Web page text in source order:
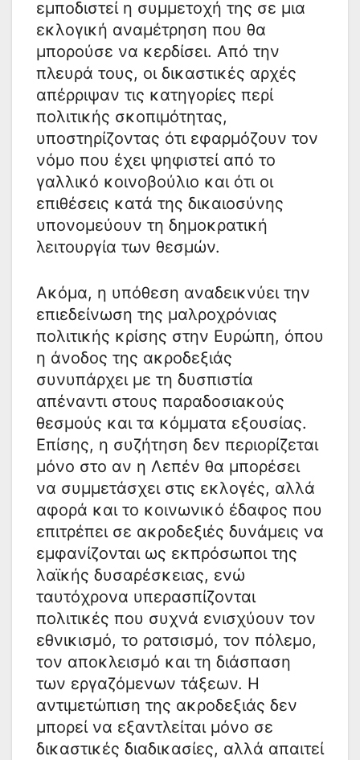
εμποδιστεί η συμμετοχή της σε μια
εκλογική αναμέτρηση που θα
μπορούσε να κερδίσει. Από την
πλευρά τους, οι δικαστικές αρχές
απέρριψαν τις κατηγορίες περί
πολιτικής σκοπιμότητας,
υποστηρίζοντας ότι εφαρμόζουν τον
νόμο που έχει ψηφιστεί από το
γαλλικό κοινοβούλιο και ότι οι
επιθέσεις κατά της δικαιοσύνης
υπονομεύουν τη δημοκρατική
λειτουργία των θεσμών.
Ακόμα, η υπόθεση αναδεικνύει την
επιεδείνωση της μαλροχρόνιας
πολιτικής κρίσης στην Ευρώπη, όπου
η άνοδος της ακροδεξιάς
συνυπάρχει με τη δυσπιστία
απέναντι στους παραδοσιακούς
θεσμούς και τα κόμματα εξουσίας.
Επίσης, η συζήτηση δεν περιορίζεται
μόνο στο αν η Λεπέν θα μπορέσει
να συμμετάσχει στις εκλογές, αλλά
αφορά και το κοινωνικό έδαφος που
επιτρέπει σε ακροδεξιές δυνάμεις να
εμφανίζονται ως εκπρόσωποι της
λαϊκής δυσαρέσκειας, ενώ
ταυτόχρονα υπερασπίζονται
πολιτικές που συχνά ενισχύουν τον
εθνικισμό, το ρατσισμό, τον πόλεμο,
τον αποκλεισμό και τη διάσπαση
των εργαζόμενων τάξεων. Η
αντιμετώπιση της ακροδεξιάς δεν
μπορεί να εξαντλείται μόνο σε
δικαστικές διαδικασίες, αλλά απαιτεί